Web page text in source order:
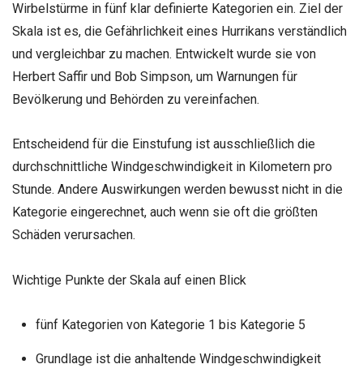
Wirbelstürme in fünf klar definierte Kategorien ein. Ziel der
Skala ist es, die Gefährlichkeit eines Hurrikans verständlich
und vergleichbar zu machen. Entwickelt wurde sie von
Herbert Saffir und Bob Simpson, um Warnungen für
Bevölkerung und Behörden zu vereinfachen.
Entscheidend für die Einstufung ist ausschließlich die
durchschnittliche Windgeschwindigkeit in Kilometern pro
Stunde. Andere Auswirkungen werden bewusst nicht in die
Kategorie eingerechnet, auch wenn sie oft die größten
Schäden verursachen.
Wichtige Punkte der Skala auf einen Blick
fünf Kategorien von Kategorie 1 bis Kategorie 5
Grundlage ist die anhaltende Windgeschwindigkeit